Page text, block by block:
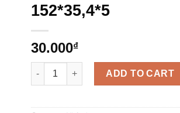
152*35,4*5
30.000₫
Nhện Loa Cao Cấp 152*35,4*5 quantity
ADD TO CART